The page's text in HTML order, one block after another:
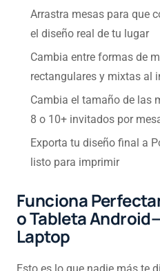
Arrastra mesas para que
el diseño real de tu lugar
Cambia entre formas de
rectangulares y mixtas al
Cambia el tamaño de las
8 o 10+ invitados por
Exporta tu diseño final a
listo para imprimir
Funciona
o Tableta
Laptop